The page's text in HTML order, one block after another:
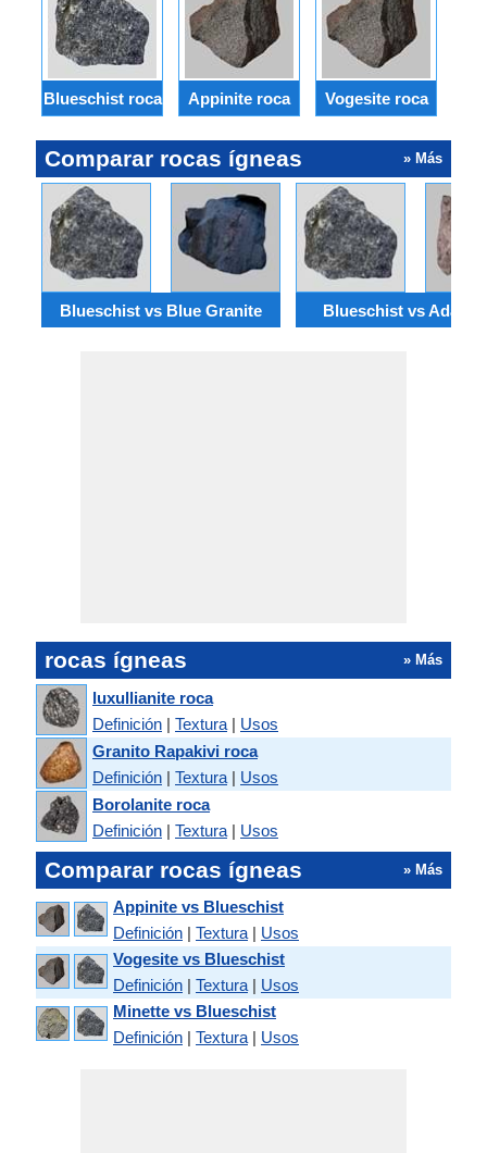
Blueschist roca Appinite roca Vogesite roca
Comparar rocas ígneas » Más
Blueschist vs Blue Granite Blueschist vs
rocas ígneas » Más
luxullianite roca
Definición | Textura | Usos
Granito Rapakivi roca
Definición | Textura | Usos
Borolanite roca
Definición | Textura | Usos
Comparar rocas ígneas » Más
Appinite vs Blueschist
Definición | Textura | Usos
Vogesite vs Blueschist
Definición | Textura | Usos
Minette vs Blueschist
Definición | Textura | Usos